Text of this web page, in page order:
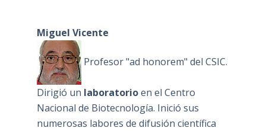
Miguel Vicente
Profesor "ad honorem" del CSIC.
Dirigió un laboratorioen el Centro
Nacional de Biotecnología. Inició sus
numerosas labores de difusión científica